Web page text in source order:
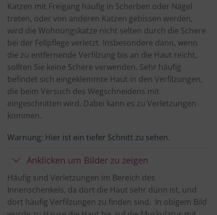
Katzen mit Freigang häufig in Scherben oder Nägel
treten, oder von anderen Katzen gebissen werden,
wird die Wohnungskatze nicht selten durch die Schere
bei der Fellpflege verletzt. Insbesondere dann, wenn
die zu entfernende Verfilzung bis an die Haut reicht,
sollten Sie keine Schere verwenden. Sehr häufig
befindet sich eingeklemmte Haut in den Verfilzungen,
die beim Versuch des Wegschneidens mit
eingeschnitten wird. Dabei kann es zu Verletzungen
kommen.
Warnung: Hier ist ein tiefer Schnitt zu sehen.
Anklicken um Bilder zu zeigen
Häufig sind Verletzungen im Bereich des
Innenschenkels, da dort die Haut sehr dünn ist, und
dort häufig Verfilzungen zu finden sind. In obigem Bild